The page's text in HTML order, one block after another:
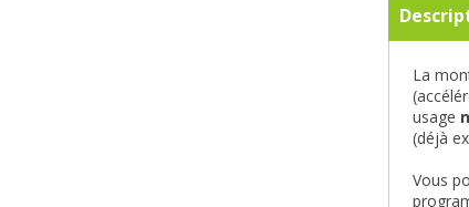
La
usage
(déjà
Vous